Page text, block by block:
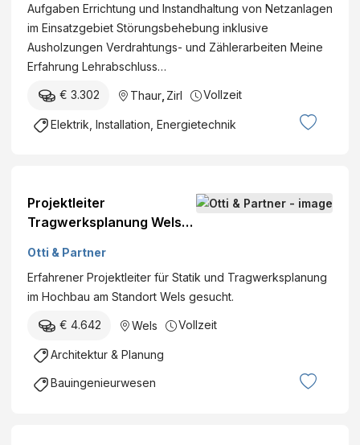
Aufgaben Errichtung und Instandhaltung von Netzanlagen
im Einsatzgebiet Störungsbehebung inklusive
Ausholzungen Verdrahtungs- und Zählerarbeiten Meine
Erfahrung Lehrabschluss…
€ 3.302 Thaur Zirl Vollzeit
Elektrik, Installation, Energietechnik
Projektleiter
Tragwerksplanung Wels
Otti & Partner
Erfahrener Projektleiter für Statik und Tragwerksplanung
im Hochbau am Standort Wels gesucht.
€ 4.642 Wels Vollzeit
Architektur & Planung
Bauingenieurwesen